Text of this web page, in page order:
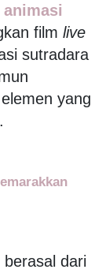
film live
sutradara
yang
dari